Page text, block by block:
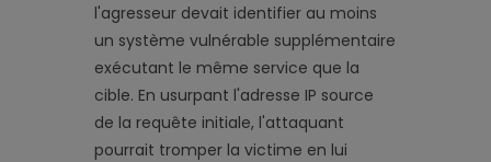
l'agresseur devait identifier au moins
un système vulnérable supplémentaire
exécutant le même service que la
cible. En usurpant l'adresse IP source
de la requête initiale, l'attaquant
pourrait tromper la victime en lui